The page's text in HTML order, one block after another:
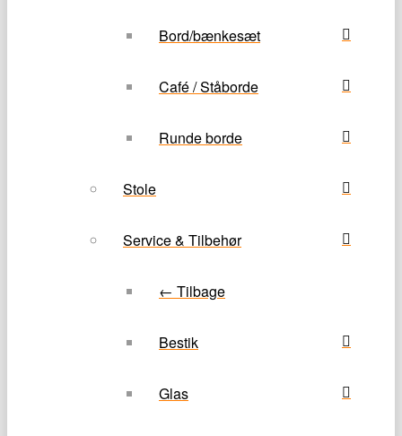
Bord/bænkesæt
Café / Ståborde
Runde borde
Stole
Service & Tilbehør
← Tilbage
Bestik
Glas